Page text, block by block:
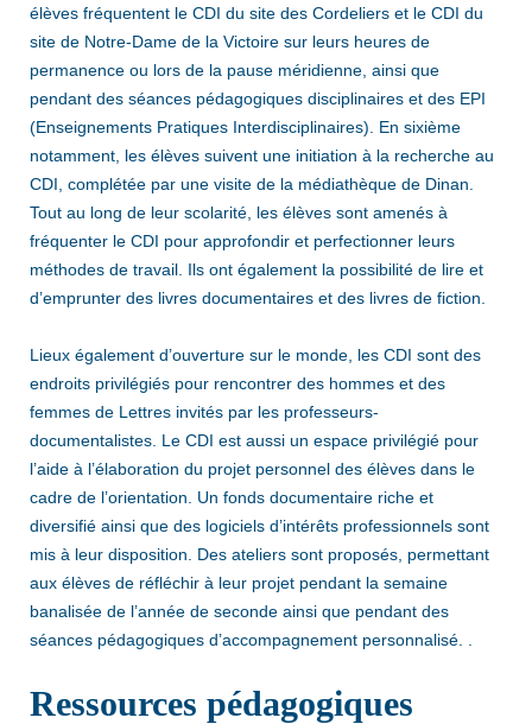
élèves fréquentent le CDI du site des Cordeliers et le CDI du
site de Notre-Dame de la Victoire sur leurs heures de
permanence ou lors de la pause méridienne, ainsi que
pendant des séances pédagogiques disciplinaires et des EPI
(Enseignements Pratiques Interdisciplinaires). En sixième
notamment, les élèves suivent une initiation à la recherche au
CDI, complétée par une visite de la médiathèque de Dinan.
Tout au long de leur scolarité, les élèves sont amenés à
fréquenter le CDI pour approfondir et perfectionner leurs
méthodes de travail. Ils ont également la possibilité de lire et
d’emprunter des livres documentaires et des livres de fiction.
Lieux également d’ouverture sur le monde, les CDI sont des
endroits privilégiés pour rencontrer des hommes et des
femmes de Lettres invités par les professeurs-
documentalistes. Le CDI est aussi un espace privilégié pour
l’aide à l’élaboration du projet personnel des élèves dans le
cadre de l’orientation. Un fonds documentaire riche et
diversifié ainsi que des logiciels d’intérêts professionnels sont
mis à leur disposition. Des ateliers sont proposés, permettant
aux élèves de réfléchir à leur projet pendant la semaine
banalisée de l’année de seconde ainsi que pendant des
séances pédagogiques d’accompagnement personnalisé. .
Ressources pédagogiques